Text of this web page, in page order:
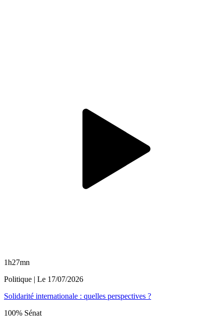
1h27mn
Politique | Le 17/07/2026
Solidarité internationale : quelles perspectives ?
100% Sénat